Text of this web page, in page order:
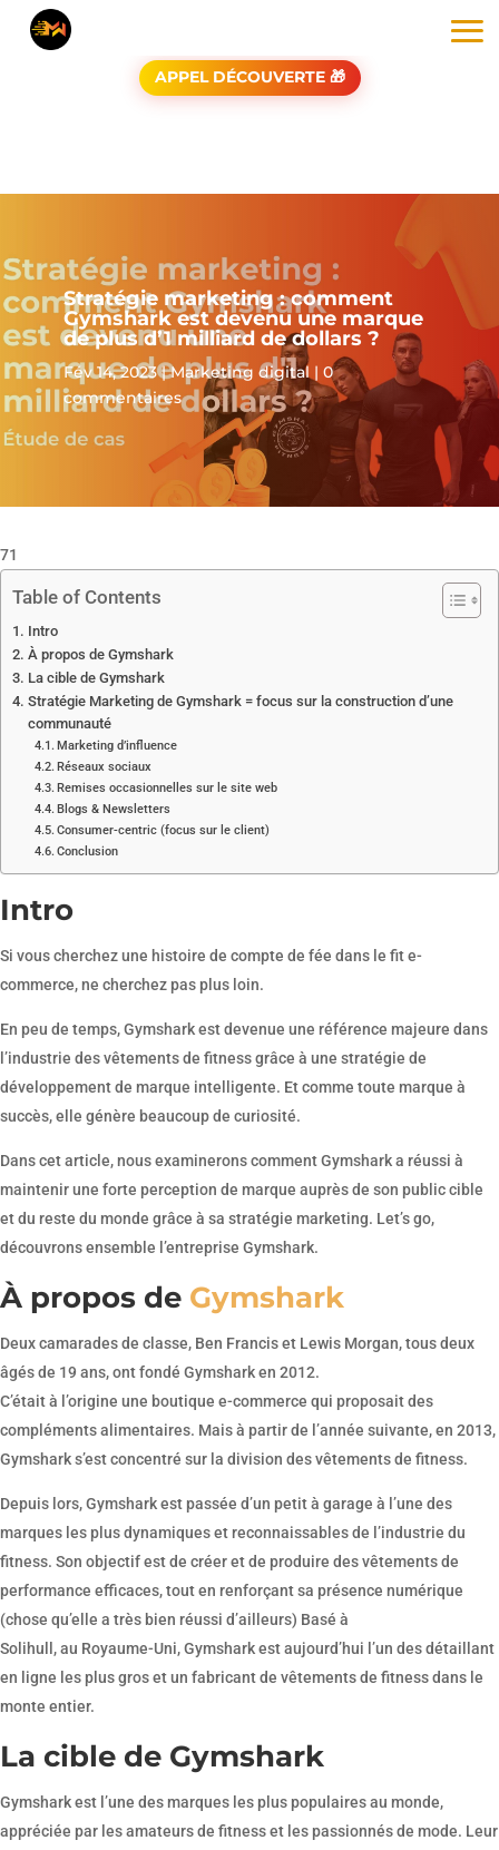
APPEL DÉCOUVERTE 🎁
Stratégie marketing : comment
Gymshark est devenu une marque
de plus d’1 milliard de dollars ?
Fév 14, 2023|Marketing digital| 0
commentaires
71
Table of Contents
Intro
À propos de Gymshark
La cible de Gymshark
Stratégie Marketing de Gymshark = focus sur la construction d’une
communauté
Marketing d’influence
Réseaux sociaux
Remises occasionnelles sur le site web
Blogs & Newsletters
Consumer-centric (focus sur le client)
Conclusion
Intro
Si vous cherchez une histoire de compte de fée dans le fit e-
commerce, ne cherchez pas plus loin.
En peu de temps, Gymshark est devenue une référence majeure dans
l’industrie des vêtements de fitness grâce à une stratégie de
développement de marque intelligente. Et comme toute marque à
succès, elle génère beaucoup de curiosité.
Dans cet article, nous examinerons comment Gymshark a réussi à
maintenir une forte perception de marque auprès de son public cible
et du reste du monde grâce à sa stratégie marketing. Let’s go,
découvrons ensemble l’entreprise Gymshark.
À propos de Gymshark
Deux camarades de classe, Ben Francis et Lewis Morgan, tous deux
âgés de 19 ans, ont fondé Gymshark en 2012.
C’était à l’origine une boutique e-commerce qui proposait des
compléments alimentaires. Mais à partir de l’année suivante, en 2013,
Gymshark s’est concentré sur la division des vêtements de fitness.
Depuis lors, Gymshark est passée d’un petit à garage à l’une des
marques les plus dynamiques et reconnaissables de l’industrie du
fitness. Son objectif est de créer et de produire des vêtements de
performance efficaces, tout en renforçant sa présence numérique
(chose qu’elle a très bien réussi d’ailleurs) Basé à
Solihull, au Royaume-Uni, Gymshark est aujourd’hui l’un des détaillant
en ligne les plus gros et un fabricant de vêtements de fitness dans le
monte entier.
La cible de Gymshark
Gymshark est l’une des marques les plus populaires au monde,
appréciée par les amateurs de fitness et les passionnés de mode. Leur